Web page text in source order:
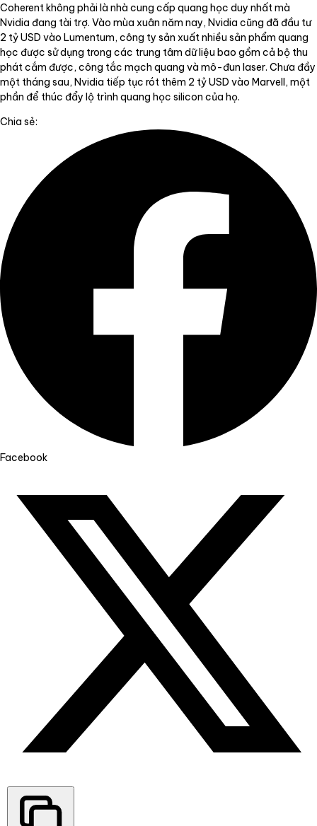
Coherent không phải là nhà cung cấp quang học duy nhất mà
Nvidia đang tài trợ. Vào mùa xuân năm nay, Nvidia cũng đã đầu tư
2 tỷ USD vào Lumentum, công ty sản xuất nhiều sản phẩm quang
học được sử dụng trong các trung tâm dữ liệu bao gồm cả bộ thu
phát cắm được, công tắc mạch quang và mô-đun laser. Chưa đầy
một tháng sau, Nvidia tiếp tục rót thêm 2 tỷ USD vào Marvell, một
phần để thúc đẩy lộ trình quang học silicon của họ.
Chia sẻ:
Facebook